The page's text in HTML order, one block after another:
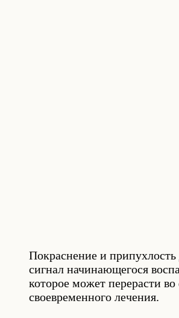
Покраснение и
сигнал начинающегося
которое может перерасти
своевременного лечения.